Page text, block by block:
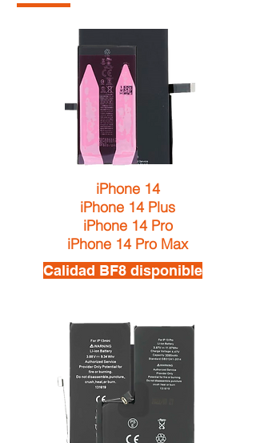
iPhone 14
iPhone 14 Plus
iPhone 14 Pro
iPhone 14 Pro Max
Calidad BF8 disponible